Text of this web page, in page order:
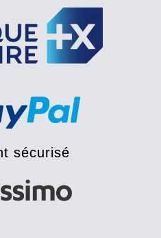
sécurisé